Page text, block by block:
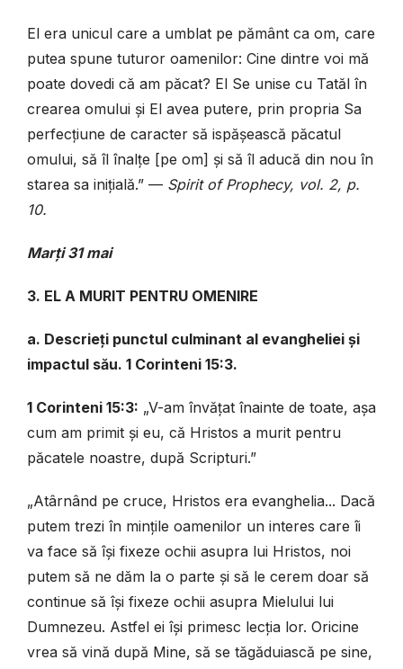
El era unicul care a umblat pe pământ ca om, care
putea spune tuturor oamenilor: Cine dintre voi mă
poate dovedi că am păcat? El Se unise cu Tatăl în
crearea omului și El avea putere, prin propria Sa
perfecțiune de caracter să ispășească păcatul
omului, să îl înalțe [pe om] și să îl aducă din nou în
starea sa inițială.” — Spirit of Prophecy, vol. 2, p.
10.
Marți 31 mai
3. EL A MURIT PENTRU OMENIRE
a. Descrieți punctul culminant al evangheliei și
impactul său. 1 Corinteni 15:3.
1 Corinteni 15:3: „V-am învățat înainte de toate, așa
cum am primit și eu, că Hristos a murit pentru
păcatele noastre, după Scripturi.”
„Atârnând pe cruce, Hristos era evanghelia... Dacă
putem trezi în mințile oamenilor un interes care îi
va face să își fixeze ochii asupra lui Hristos, noi
putem să ne dăm la o parte și să le cerem doar să
continue să își fixeze ochii asupra Mielului lui
Dumnezeu. Astfel ei își primesc lecția lor. Oricine
vrea să vină după Mine, să se tăgăduiască pe sine,